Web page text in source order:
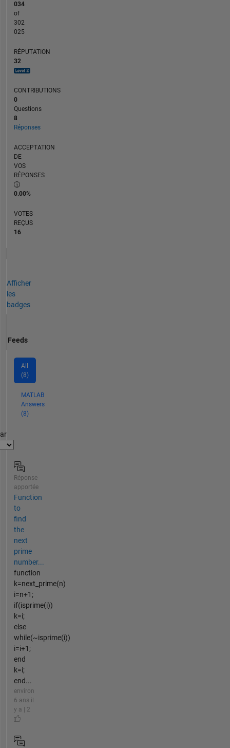
034
of
302
025
RÉPUTATION
32
CONTRIBUTIONS
0
Questions
8
Réponses
ACCEPTATION
DE
VOS
RÉPONSES
0.00%
VOTES
REÇUS
16
Afficher
les
badges
Feeds
All
(8)
MATLAB
Answers
(8)
Réponse
apportée
Function
to
find
the
next
prime
number...
function
k=next_prime(n)
i=n+1;
if(isprime(i))
k=i;
else
while(~isprime(i))
i=i+1;
end
k=i;
end...
environ
6 ans il
y a | 2